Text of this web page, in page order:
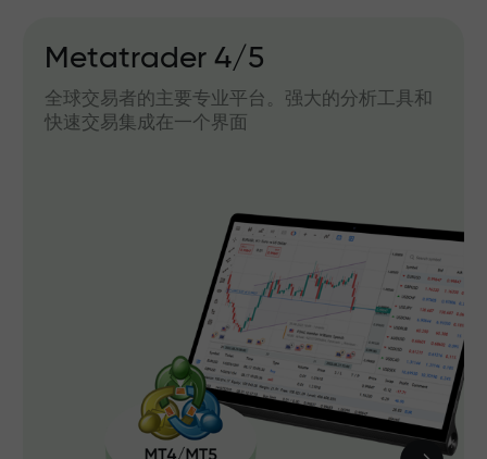
Metatrader 4/5
全球交易者的主要专业平台。强大的分析工具和
快速交易集成在一个界面